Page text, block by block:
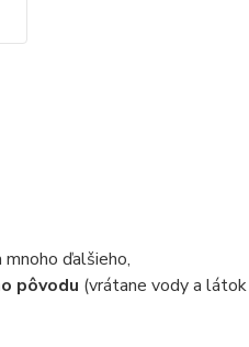
ďalšieho,
pôvodu (vrátane vody a